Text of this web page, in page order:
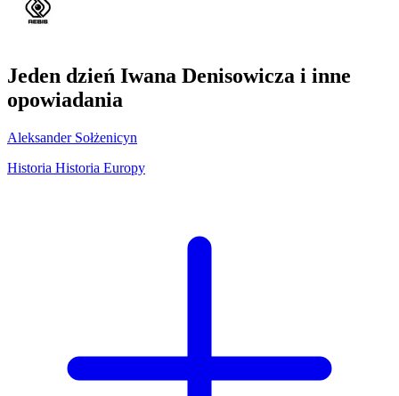
Jeden dzień Iwana Denisowicza i inne
opowiadania
Aleksander Sołżenicyn
Historia Historia Europy